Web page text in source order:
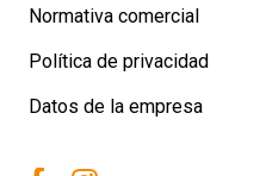
Normativa comercial
Política de privacidad
Datos de la empresa